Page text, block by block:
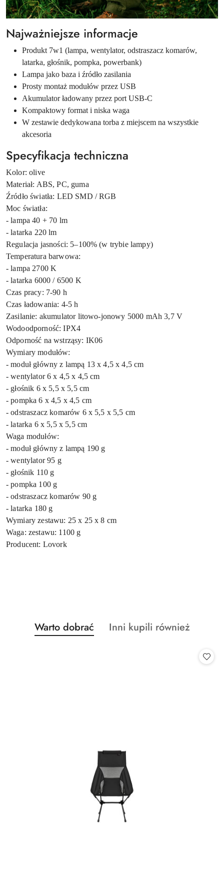
Najważniejsze informacje
Produkt 7w1 (lampa, wentylator, odstraszacz komarów,
latarka, głośnik, pompka, powerbank)
Lampa jako baza i źródło zasilania
Prosty montaż modułów przez USB
Akumulator ładowany przez port USB-C
Kompaktowy format i niska waga
W zestawie dedykowana torba z miejscem na wszystkie
akcesoria
Specyfikacja techniczna
Kolor: olive
Materiał: ABS, PC, guma
Źródło światła: LED SMD / RGB
Moc światła:
- lampa 40 + 70 lm
- latarka 220 lm
Regulacja jasności: 5–100% (w trybie lampy)
Temperatura barwowa:
- lampa 2700 K
- latarka 6000 / 6500 K
Czas pracy: 7-90 h
Czas ładowania: 4-5 h
Zasilanie: akumulator litowo-jonowy 5000 mAh 3,7 V
Wodoodporność: IPX4
Odporność na wstrząsy: IK06
Wymiary modułów:
- moduł główny z lampą 13 x 4,5 x 4,5 cm
- wentylator 6 x 4,5 x 4,5 cm
- głośnik 6 x 5,5 x 5,5 cm
- pompka 6 x 4,5 x 4,5 cm
- odstraszacz komarów 6 x 5,5 x 5,5 cm
- latarka 6 x 5,5 x 5,5 cm
Waga modułów:
- moduł główny z lampą 190 g
- wentylator 95 g
- głośnik 110 g
- pompka 100 g
- odstraszacz komarów 90 g
- latarka 180 g
Wymiary zestawu: 25 x 25 x 8 cm
Waga: zestawu: 1100 g
Producent: Lovork
Pomiń karuzelę produktów
Produkty
o
Warto dobrać
Produkty
Inni kupili również